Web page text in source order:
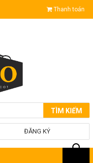
Thanh toán
TÌM KIẾM
ĐĂNG KÝ